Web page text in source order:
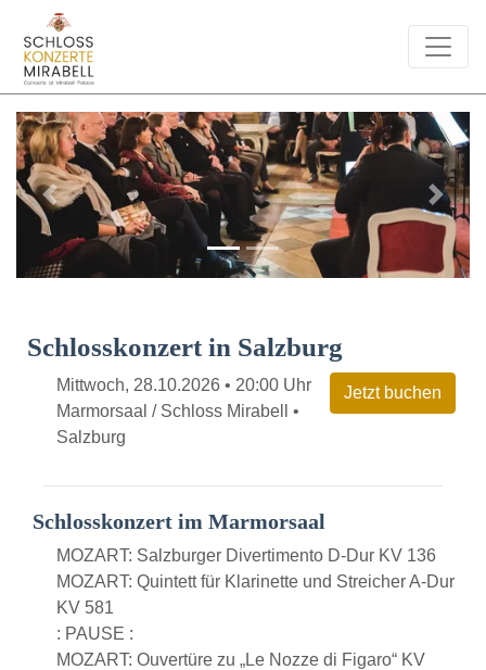
Previous Next
Schlosskonzert in Salzburg
Mittwoch, 28.10.2026 • 20:00 Uhr
Marmorsaal / Schloss Mirabell •
Salzburg
Schlosskonzert im Marmorsaal
MOZART: Salzburger Divertimento D-Dur KV 136
MOZART: Quintett für Klarinette und Streicher A-Dur
KV 581
: PAUSE :
MOZART: Ouvertüre zu „Le Nozze di Figaro“ KV